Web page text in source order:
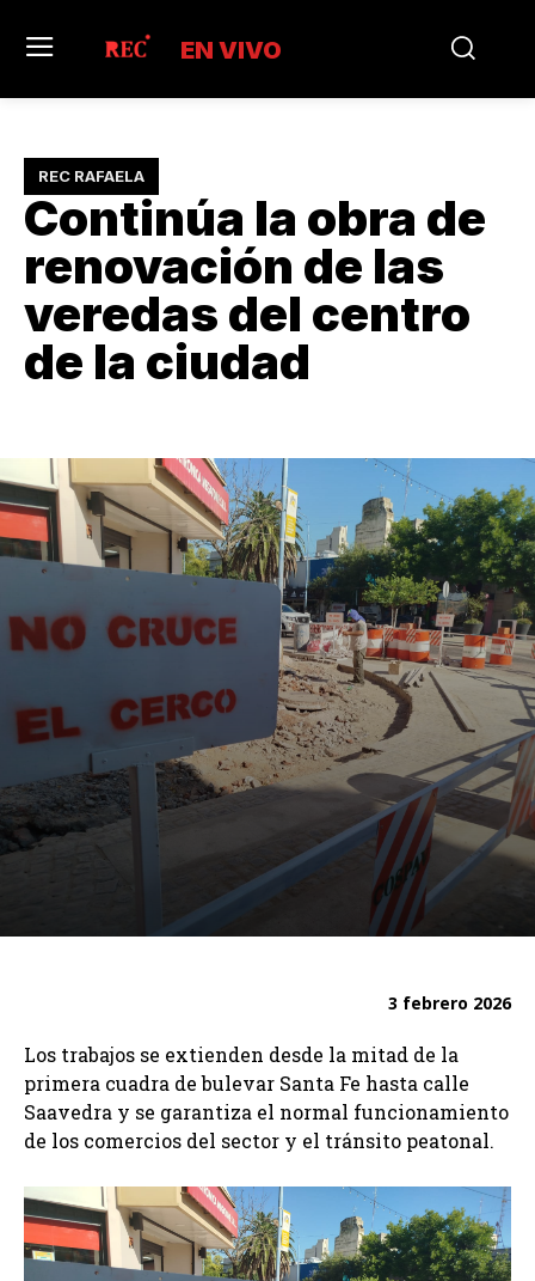
EN VIVO
REC RAFAELA
Continúa la obra de
renovación de las
veredas del centro
de la ciudad
3 febrero 2026
Los trabajos se extienden desde la mitad de la
primera cuadra de bulevar Santa Fe hasta calle
Saavedra y se garantiza el normal funcionamiento
de los comercios del sector y el tránsito peatonal.